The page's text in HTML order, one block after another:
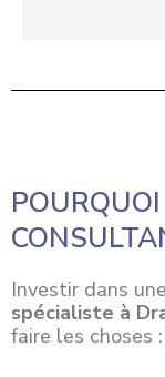
Investir dans une
spécialiste à
faire les choses :